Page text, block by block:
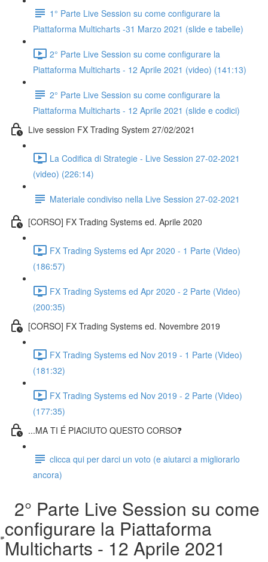
1° Parte Live Session su come configurare la
Piattaforma Multicharts -31 Marzo 2021 (slide e tabelle)
2° Parte Live Session su come configurare la
Piattaforma Multicharts - 12 Aprile 2021 (video) (141:13)
2° Parte Live Session su come configurare la
Piattaforma Multicharts - 12 Aprile 2021 (slide e codici)
Live session FX Trading System 27/02/2021
La Codifica di Strategie - Live Session 27-02-2021
(video) (226:14)
Materiale condiviso nella Live Session 27-02-2021
[CORSO] FX Trading Systems ed. Aprile 2020
FX Trading Systems ed Apr 2020 - 1 Parte (Video)
(186:57)
FX Trading Systems ed Apr 2020 - 2 Parte (Video)
(200:35)
[CORSO] FX Trading Systems ed. Novembre 2019
FX Trading Systems ed Nov 2019 - 1 Parte (Video)
(181:32)
FX Trading Systems ed Nov 2019 - 2 Parte (Video)
(177:35)
...MA TI É PIACIUTO QUESTO CORSO❓
clicca qui per darci un voto (e aiutarci a migliorarlo
ancora)
2° Parte Live Session su come
configurare la Piattaforma
Multicharts - 12 Aprile 2021